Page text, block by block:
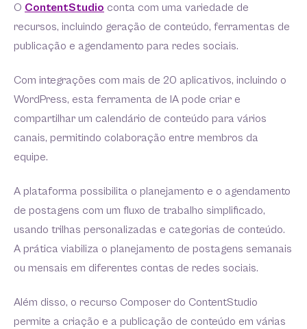
O ContentStudio conta com uma variedade de
recursos, incluindo geração de conteúdo, ferramentas de
publicação e agendamento para redes sociais.
Com integrações com mais de 20 aplicativos, incluindo o
WordPress, esta ferramenta de IA pode criar e
compartilhar um calendário de conteúdo para vários
canais, permitindo colaboração entre membros da
equipe.
A plataforma possibilita o planejamento e o agendamento
de postagens com um fluxo de trabalho simplificado,
usando trilhas personalizadas e categorias de conteúdo.
A prática viabiliza o planejamento de postagens semanais
ou mensais em diferentes contas de redes sociais.
Além disso, o recurso Composer do ContentStudio
permite a criação e a publicação de conteúdo em várias